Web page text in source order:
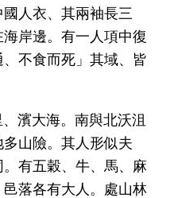
人衣、其兩袖長三
岸邊。有一人項中復
不食而死」其域、皆
濱大海。南與北沃沮
山險。其人形似夫
有五穀、牛、馬、麻
落各有大人。處山林